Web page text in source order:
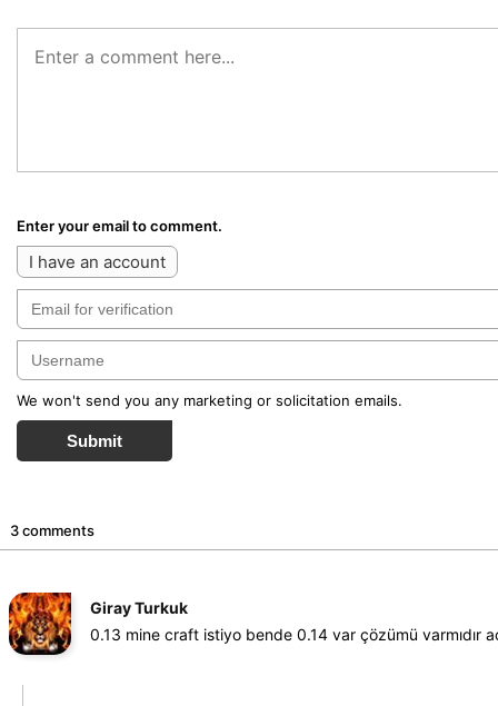
Enter your email to comment.
I have an account
We won't send you any marketing or solicitation emails.
Submit
3 comments
Giray Turkuk
0.13 mine craft istiyo bende 0.14 var çözümü varmıdır